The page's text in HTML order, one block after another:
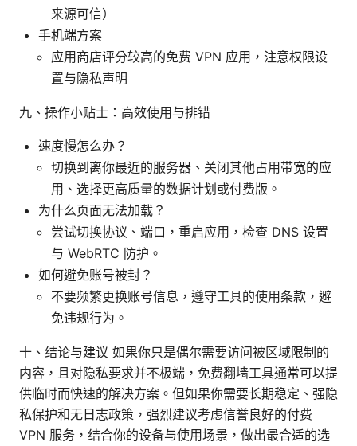
来源可信）
手机端方案
应用商店评分较高的免费 VPN 应用，注意权限设
置与隐私声明
九、操作小贴士：高效使用与排错
速度慢怎么办？
切换到离你最近的服务器、关闭其他占用带宽的应
用、选择更高质量的数据计划或付费版。
为什么页面无法加载？
尝试切换协议、端口，重启应用，检查 DNS 设置
与 WebRTC 防护。
如何避免账号被封？
不要频繁更换账号信息，遵守工具的使用条款，避
免违规行为。
十、结论与建议 如果你只是偶尔需要访问被区域限制的
内容，且对隐私要求并不极端，免费翻墙工具通常可以提
供临时而快速的解决方案。但如果你需要长期稳定、强隐
私保护和无日志政策，强烈建议考虑信誉良好的付费
VPN 服务，结合你的设备与使用场景，做出最合适的选